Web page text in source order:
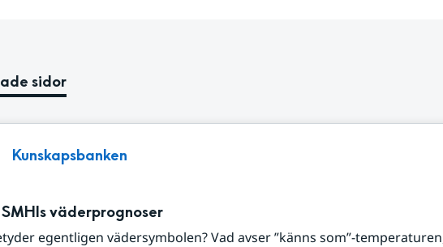
sidor
Kunskapsbanken
väderprognoser
egentligen vädersymbolen? Vad avser ”känns som”-